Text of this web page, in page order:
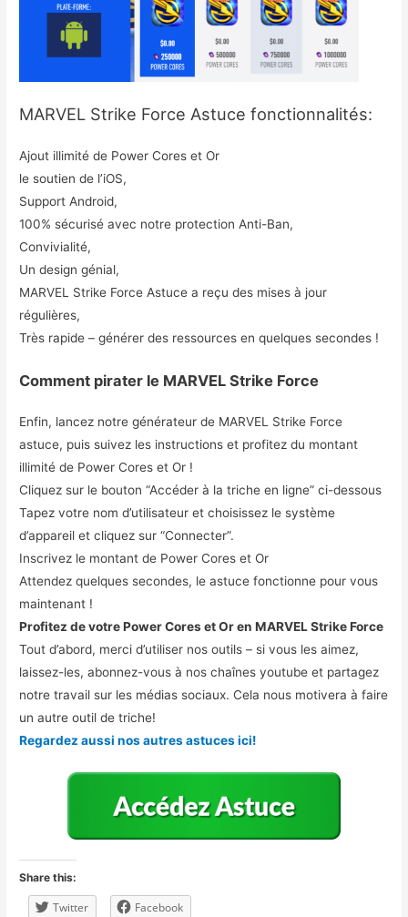
MARVEL Strike Force Astuce fonctionnalités:
Ajout illimité de Power Cores et Or
le soutien de l’iOS,
Support Android,
100% sécurisé avec notre protection Anti-Ban,
Convivialité,
Un design génial,
MARVEL Strike Force Astuce a reçu des mises à jour
régulières,
Très rapide – générer des ressources en quelques secondes !
Comment pirater le MARVEL Strike Force
Enfin, lancez notre générateur de MARVEL Strike Force
astuce, puis suivez les instructions et profitez du montant
illimité de Power Cores et Or !
Cliquez sur le bouton “Accéder à la triche en ligne” ci-dessous
Tapez votre nom d’utilisateur et choisissez le système
d’appareil et cliquez sur “Connecter”.
Inscrivez le montant de Power Cores et Or
Attendez quelques secondes, le astuce fonctionne pour vous
maintenant !
Profitez de votre Power Cores et Or en MARVEL Strike Force
Tout d’abord, merci d’utiliser nos outils – si vous les aimez,
laissez-les, abonnez-vous à nos chaînes youtube et partagez
notre travail sur les médias sociaux. Cela nous motivera à faire
un autre outil de triche!
Regardez aussi nos autres astuces ici!
Share this:
Twitter Facebook